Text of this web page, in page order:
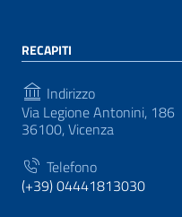
RECAPITI
Indirizzo
Via Legione Antonini, 186
36100, Vicenza
Telefono
(+39) 04441813030